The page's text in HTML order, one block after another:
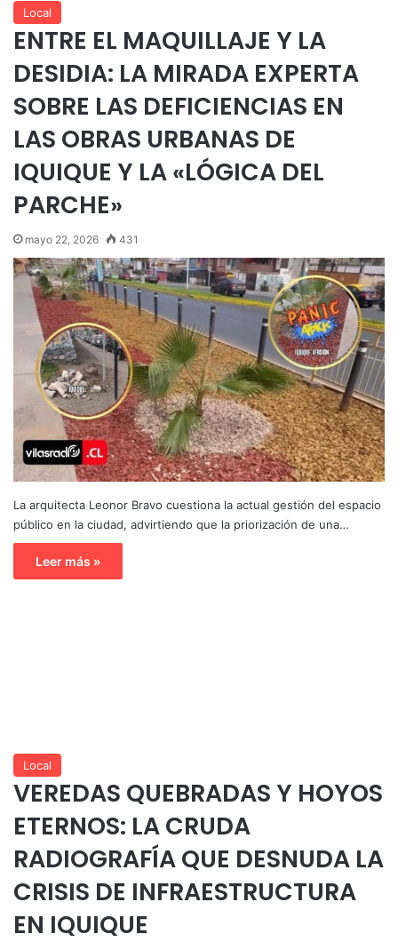
Local
ENTRE EL MAQUILLAJE Y LA
DESIDIA: LA MIRADA EXPERTA
SOBRE LAS DEFICIENCIAS EN
LAS OBRAS URBANAS DE
IQUIQUE Y LA «LÓGICA DEL
PARCHE»
mayo 22, 2026 431
La arquitecta Leonor Bravo cuestiona la actual gestión del espacio
público en la ciudad, advirtiendo que la priorización de una…
Leer más »
Local
VEREDAS QUEBRADAS Y HOYOS
ETERNOS: LA CRUDA
RADIOGRAFÍA QUE DESNUDA LA
CRISIS DE INFRAESTRUCTURA
EN IQUIQUE